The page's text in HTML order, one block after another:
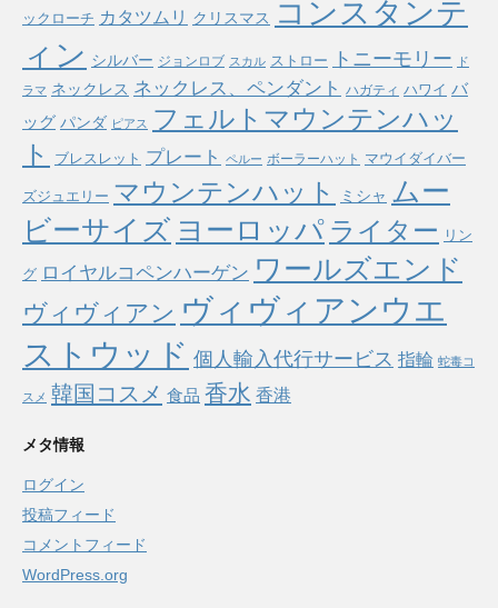
ックローチ カタツムリ クリスマス
コンスタンテ
ィン シルバー ジョンロブ スカル ストロー トニーモリー ド
ラマ ネックレス ネックレス、ペンダント ハガティ ハワイ バ
ッグ パンダ ピアス
フェルトマウンテンハッ
ト
ブレスレット プレート ペルー ボーラーハット マウイダイバー
ズジュエリー マウンテンハット ミシャ ムー
ビーサイズ ヨーロッパ ライター リン
グ ロイヤルコペンハーゲン ワールズエンド
ヴィヴィアン ヴィヴィアンウエ
ストウッド 個人輸入代行サービス 指輪 蛇毒コ
スメ 韓国コスメ 食品 香水 香港
メタ情報
ログイン
投稿フィード
コメントフィード
WordPress.org